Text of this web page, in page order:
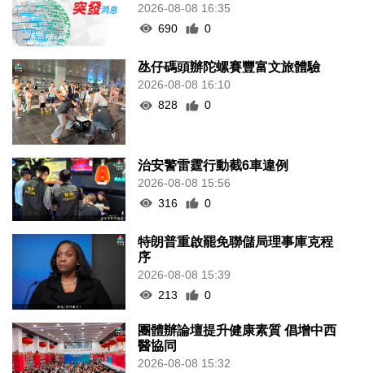
2026-08-08 16:35
690
0
氹仔碼頭辦陀螺賽豐富文旅體驗
2026-08-08 16:10
828
0
治安警雷霆行動截6車違例
2026-08-08 15:56
316
0
特朗普重啟罷免聯儲局理事庫克程
序
2026-08-08 15:39
213
0
團體辦論壇提升健康素質 倡增中西
醫協同
2026-08-08 15:32